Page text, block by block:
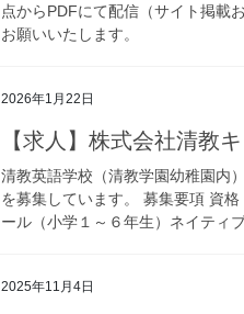
点からPDFにて配信（サイト掲載
お願いいたします。
2026年1月22日
【求人】株式会社清教
清教英語学校（清教学園幼稚園内
を募集しています。 募集要項 資
ール（小学１～６年生）ネイティ
2025年11月4日